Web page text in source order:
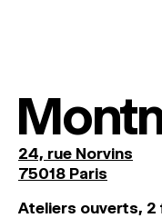
24, rue Norvins
75018 Paris
Ateliers ouverts, 2